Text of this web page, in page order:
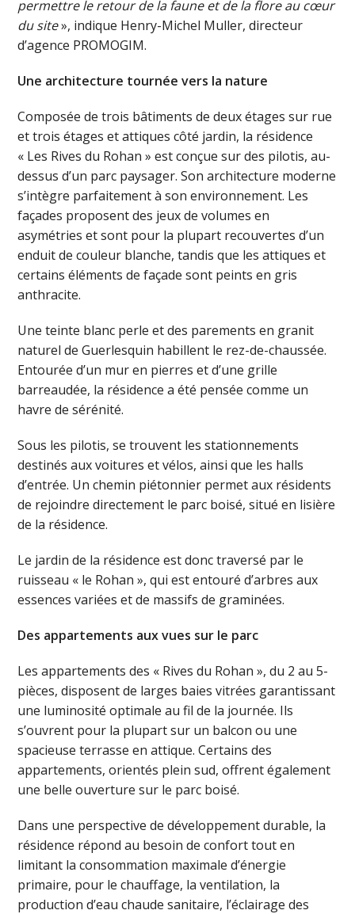
permettre le retour de la faune et de la flore au cœur
du site», indique Henry-Michel Muller, directeur
d’agence PROMOGIM.
Une architecture tournée vers la nature
Composée de trois bâtiments de deux étages sur rue
et trois étages et attiques côté jardin, la résidence
« Les Rives du Rohan » est conçue sur des pilotis, au-
dessus d’un parc paysager. Son architecture moderne
s’intègre parfaitement à son environnement. Les
façades proposent des jeux de volumes en
asymétries et sont pour la plupart recouvertes d’un
enduit de couleur blanche, tandis que les attiques et
certains éléments de façade sont peints en gris
anthracite.
Une teinte blanc perle et des parements en granit
naturel de Guerlesquin habillent le rez-de-chaussée.
Entourée d’un mur en pierres et d’une grille
barreaudée, la résidence a été pensée comme un
havre de sérénité.
Sous les pilotis, se trouvent les stationnements
destinés aux voitures et vélos, ainsi que les halls
d’entrée. Un chemin piétonnier permet aux résidents
de rejoindre directement le parc boisé, situé en lisière
de la résidence.
Le jardin de la résidence est donc traversé par le
ruisseau « le Rohan », qui est entouré d’arbres aux
essences variées et de massifs de graminées.
Des appartements aux vues sur le parc
Les appartements des « Rives du Rohan », du 2 au 5-
pièces, disposent de larges baies vitrées garantissant
une luminosité optimale au fil de la journée. Ils
s’ouvrent pour la plupart sur un balcon ou une
spacieuse terrasse en attique. Certains des
appartements, orientés plein sud, offrent également
une belle ouverture sur le parc boisé.
Dans une perspective de développement durable, la
résidence répond au besoin de confort tout en
limitant la consommation maximale d’énergie
primaire, pour le chauffage, la ventilation, la
production d’eau chaude sanitaire, l’éclairage des